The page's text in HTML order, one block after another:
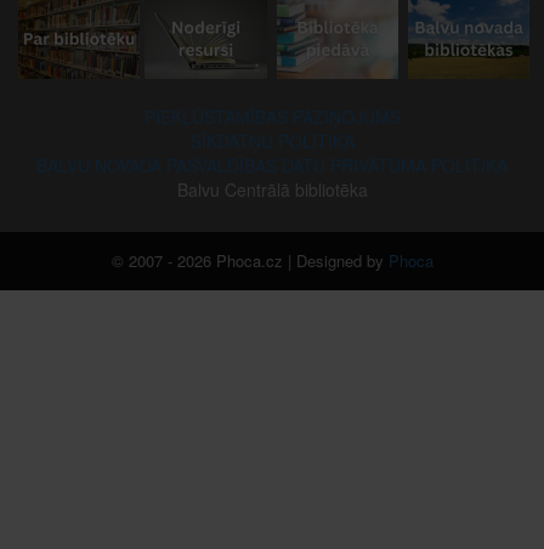
Balvu Centrālā bibliotēka
© 2007 - 2026 Phoca.cz | Designed by Phoca